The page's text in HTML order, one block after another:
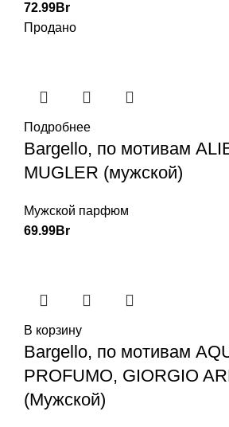
72.99Br
Продано
Подробнее
Bargello, по мотивам
MUGLER (мужской)
Мужской парфюм
69.99Br
В корзину
Bargello, по мотивам
PROFUMO, GIORGIO
(Мужской)